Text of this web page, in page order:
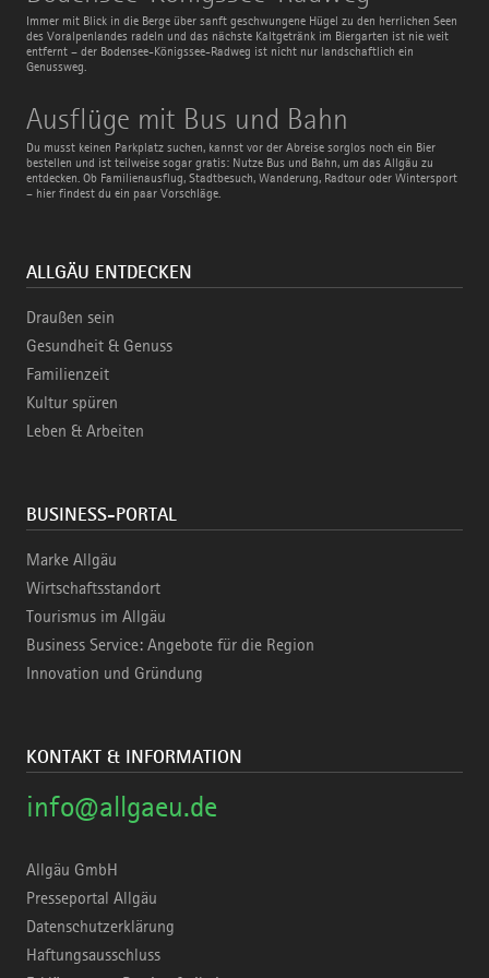
Immer mit Blick in die Berge über sanft geschwungene Hügel zu den herrlichen Seen
des Voralpenlandes radeln und das nächste Kaltgetränk im Biergarten ist nie weit
entfernt – der Bodensee-Königssee-Radweg ist nicht nur landschaftlich ein
Genussweg.
Radweg
Ausflüge mit Bus und Bahn
Du musst keinen Parkplatz suchen, kannst vor der Abreise sorglos noch ein Bier
bestellen und ist teilweise sogar gratis: Nutze Bus und Bahn, um das Allgäu zu
entdecken. Ob Familienausflug, Stadtbesuch, Wanderung, Radtour oder Wintersport
– hier findest du ein paar Vorschläge.
Ausflüge
mit
Bus
und
Bahn
ALLGÄU ENTDECKEN
Draußen sein
Gesundheit & Genuss
Familienzeit
Kultur spüren
Leben & Arbeiten
BUSINESS-PORTAL
Marke Allgäu
Wirtschaftsstandort
Tourismus im Allgäu
Business Service: Angebote für die Region
Innovation und Gründung
KONTAKT & INFORMATION
info@allgaeu.de
Allgäu GmbH
Presseportal Allgäu
Datenschutzerklärung
Haftungsausschluss